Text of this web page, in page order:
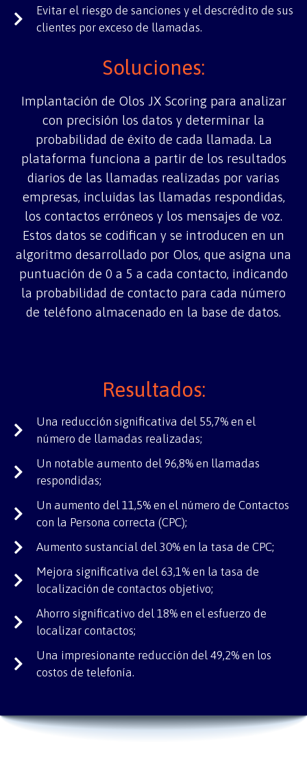
Evitar el riesgo de sanciones y el descrédito de sus
clientes por exceso de llamadas.
Soluciones:
Implantación de Olos JX Scoring para analizar
con precisión los datos y determinar la
probabilidad de éxito de cada llamada. La
plataforma funciona a partir de los resultados
diarios de las llamadas realizadas por varias
empresas, incluidas las llamadas respondidas,
los contactos erróneos y los mensajes de voz.
Estos datos se codifican y se introducen en un
algoritmo desarrollado por Olos, que asigna una
puntuación de 0 a 5 a cada contacto, indicando
la probabilidad de contacto para cada número
de teléfono almacenado en la base de datos.
Resultados:
Una reducción significativa del 55,7% en el
número de llamadas realizadas;
Un notable aumento del 96,8% en llamadas
respondidas;
Un aumento del 11,5% en el número de Contactos
con la Persona correcta (CPC);
Aumento sustancial del 30% en la tasa de CPC;
Mejora significativa del 63,1% en la tasa de
localización de contactos objetivo;
Ahorro significativo del 18% en el esfuerzo de
localizar contactos;
Una impresionante reducción del 49,2% en los
costos de telefonía.